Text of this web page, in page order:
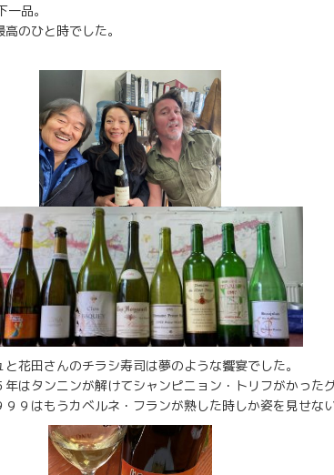
品。
のひと時でした。
花田さんのチラシ寿司は夢のような饗宴でした。
はタンニンが解けてシャンピニョン・トリフがかった
９はもうカベルネ・フランが熟した時しか姿を見せな